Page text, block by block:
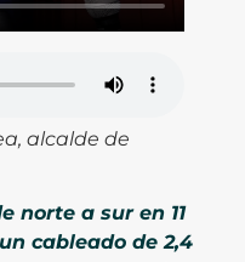
alcalde de
norte a sur en 11
cableado de 2,4